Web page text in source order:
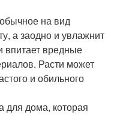
на вид
а заодно и увлажнит
впитает вредные
Расти может
и обильного
для дома, которая